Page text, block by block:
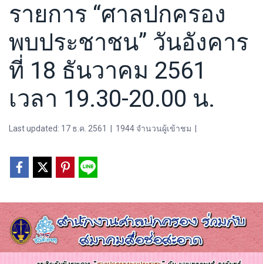
รายการ “ศาลปกครอง
พบประชาชน” วันอังคาร
ที่ 18 ธันวาคม 2561
เวลา 19.30-20.00 น.
Last updated: 17 ธ.ค. 2561 1944 จำนวนผู้เข้าชม